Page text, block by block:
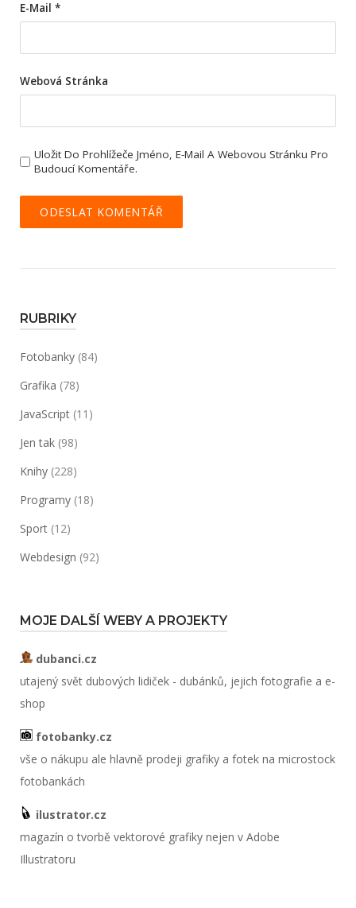
E-Mail *
Webová Stránka
Uložit Do Prohlížeče Jméno, E-Mail A Webovou Stránku Pro
Budoucí Komentáře.
RUBRIKY
Fotobanky (84)
Grafika (78)
JavaScript (11)
Jen tak (98)
Knihy (228)
Programy (18)
Sport (12)
Webdesign (92)
MOJE DALŠÍ WEBY A PROJEKTY
dubanci.cz
utajený svět dubových lidiček - dubánků, jejich fotografie a e-
shop
fotobanky.cz
vše o nákupu ale hlavně prodeji grafiky a fotek na microstock
fotobankách
ilustrator.cz
magazín o tvorbě vektorové grafiky nejen v Adobe
Illustratoru